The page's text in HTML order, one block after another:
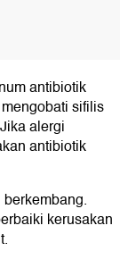
antibiotik
sifilis
alergi
antibiotik
kerusakan